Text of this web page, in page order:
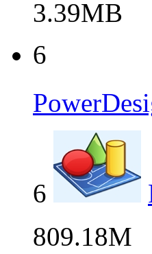
3.39MB
6
6
809.18M